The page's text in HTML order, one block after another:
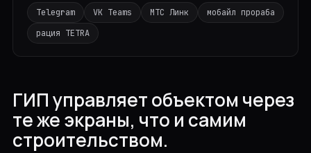
Telegram VK Teams МТС Линк
мобайл прораба
рация TETRA
ГИП управляет объектом через
те же экраны, что и самим
строительством.